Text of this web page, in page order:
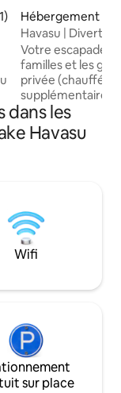
moyenne sur la
Hébergement ⋅
City
Havasu |
Évasion à la
Votre escapade à
familles et les groupes. ☺
privée (chauffée
supplémentaire),
extérieur. 3 chambres • 2 salles de bain
de plain-pied près
restaurants et
chauffage +
rafraîchie +
+ Kitchenette
linge + sèche-
Préavis requis
dans les
Havasu
Wifi
sur place